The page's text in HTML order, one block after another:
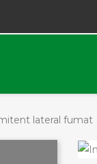
lateral fumat